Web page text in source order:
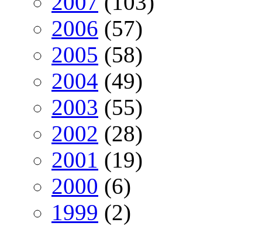
2006 (57)
2005 (58)
2004 (49)
2003 (55)
2002 (28)
2001 (19)
2000 (6)
1999 (2)